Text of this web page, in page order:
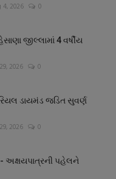
4, 2026 0
જીલ્લામાં 4 વર્ષીય
2026 0
રિયલ ડાયમંડ જડિત સુવર્ણ
2026 0
અક્ષયપાત્રની પહેલને